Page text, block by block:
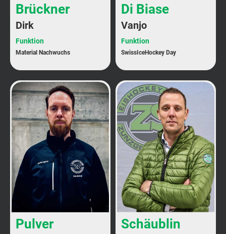
Brückner
Dirk
Funktion
Material Nachwuchs
Di Biase
Vanjo
Funktion
SwissIceHockey Day
Pulver Schäublin